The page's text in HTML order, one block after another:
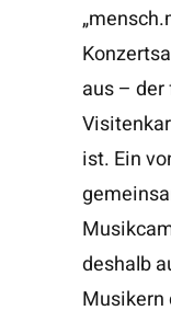
aus –
ist. Ein
deshalb
Musikern